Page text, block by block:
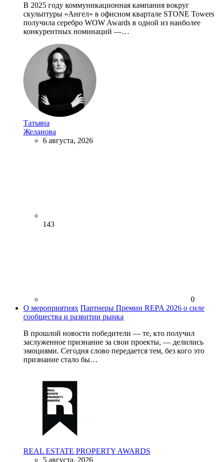
В 2025 году коммуникационная кампания вокруг
скульптуры «Ангел» в офисном квартале STONE Towers
получила серебро WOW Awards в одной из наиболее
конкурентных номинаций —…
Татьяна
Желанова
6 августа, 2026
143
0
О мероприятиях Партнеры Премии REPA 2026 о силе
сообщества и развитии рынка
В прошлой новости победители — те, кто получил
заслуженное признание за свои проекты, — делились
эмоциями. Сегодня слово передается тем, без кого это
признание стало бы…
REAL ESTATE PROPERTY AWARDS
5 августа, 2026